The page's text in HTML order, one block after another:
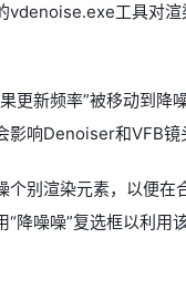
vdenoise.exe工具对渲
更新频率”被移动到降
影响Denoiser和VFB镜
个别渲染元素，以便在
“降噪噪”复选框以利用